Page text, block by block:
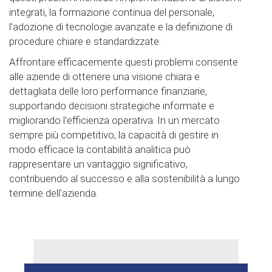
integrati, la formazione continua del personale,
l'adozione di tecnologie avanzate e la definizione di
procedure chiare e standardizzate.
Affrontare efficacemente questi problemi consente
alle aziende di ottenere una visione chiara e
dettagliata delle loro performance finanziarie,
supportando decisioni strategiche informate e
migliorando l'efficienza operativa. In un mercato
sempre più competitivo, la capacità di gestire in
modo efficace la contabilità analitica può
rappresentare un vantaggio significativo,
contribuendo al successo e alla sostenibilità a lungo
termine dell'azienda.